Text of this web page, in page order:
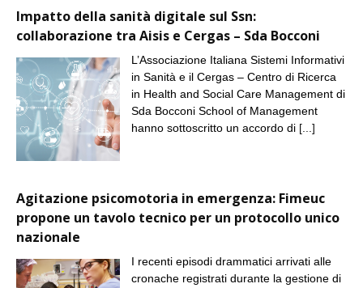
Impatto della sanità digitale sul Ssn:
collaborazione tra Aisis e Cergas – Sda Bocconi
L’Associazione Italiana Sistemi Informativi
in Sanità e il Cergas – Centro di Ricerca
in Health and Social Care Management di
Sda Bocconi School of Management
hanno sottoscritto un accordo di [...]
Agitazione psicomotoria in emergenza: Fimeuc
propone un tavolo tecnico per un protocollo unico
nazionale
I recenti episodi drammatici arrivati alle
cronache registrati durante la gestione di